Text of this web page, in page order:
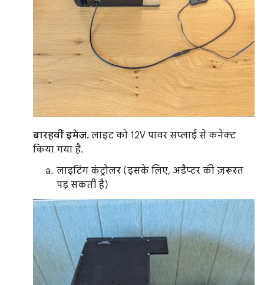
बारहवीं इमेज. लाइट को 12V पावर सप्लाई से कनेक्ट
किया गया है.
लाइटिंग कंट्रोलर (इसके लिए, अडैप्टर की ज़रूरत
पड़ सकती है)